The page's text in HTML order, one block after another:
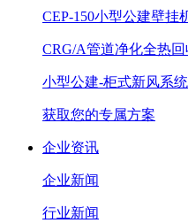
CEP-150小型公建壁挂
CRG/A管道净化全热回
小型公建-柜式新风系
获取您的专属方案
企业资讯
企业新闻
行业新闻